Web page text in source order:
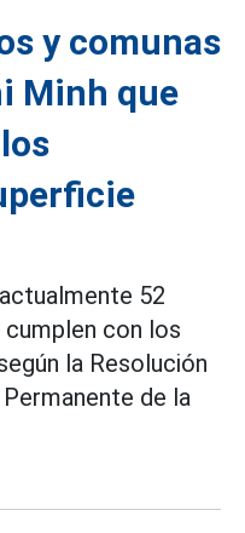
y comunas
Minh que
52
con los
la Resolución
de la